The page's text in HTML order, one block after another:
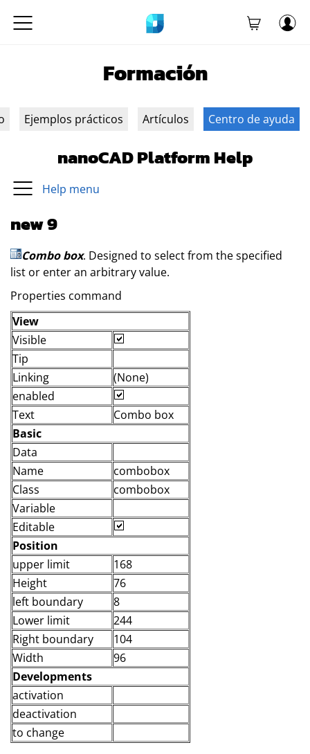
Formación
Ejemplos prácticos Artículos Centro de ayuda
nanoCAD Platform Help
Help menu
new 9
Combo box. Designed to select from the specified
list or enter an arbitrary value.
Properties command
View
Visible
Tip
Linking
(None)
enabled
Text
Combo box
Basic
Data
Name
combobox
Class
combobox
Variable
Editable
Position
upper limit
168
Height
76
left boundary
8
Lower limit
244
Right boundary
104
Width
96
Developments
activation
deactivation
to change